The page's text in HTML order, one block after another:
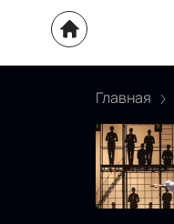
Главная